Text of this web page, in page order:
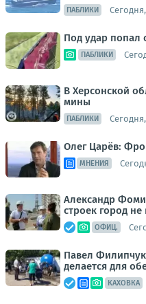
ПАБЛИКИ
Под удар попал
ПАБЛИКИ
В Херсонской
мины
ПАБЛИКИ
Олег Царёв:
МНЕНИЯ
Александр
строек город не
ОФИЦ.
Павел
делается для
КАХОВКА